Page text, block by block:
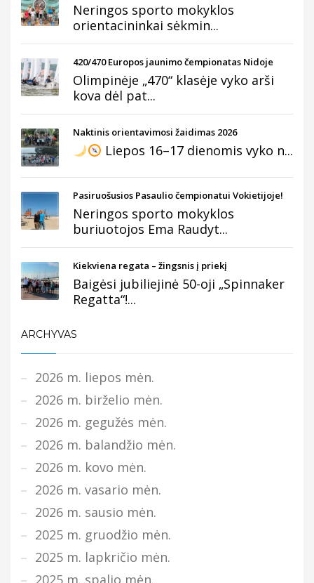
Neringos sporto mokyklos
orientacininkai sėkmin...
420/470 Europos jaunimo čempionatas Nidoje
Olimpinėje „470“ klasėje vyko arši
kova dėl pat...
Naktinis orientavimosi žaidimas 2026
Liepos 16–17 dienomis vyko n...
Pasiruošusios Pasaulio čempionatui Vokietijoje!
Neringos sporto mokyklos
buriuotojos Ema Raudyt...
Kiekviena regata – žingsnis į priekį
Baigėsi jubiliejinė 50-oji „Spinnaker
Regatta“!...
ARCHYVAS
2026 m. liepos mėn.
2026 m. birželio mėn.
2026 m. gegužės mėn.
2026 m. balandžio mėn.
2026 m. kovo mėn.
2026 m. vasario mėn.
2026 m. sausio mėn.
2025 m. gruodžio mėn.
2025 m. lapkričio mėn.
2025 m. spalio mėn.